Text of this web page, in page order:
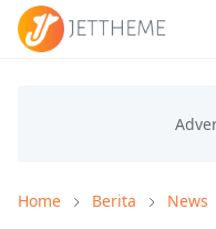
Home Berita News